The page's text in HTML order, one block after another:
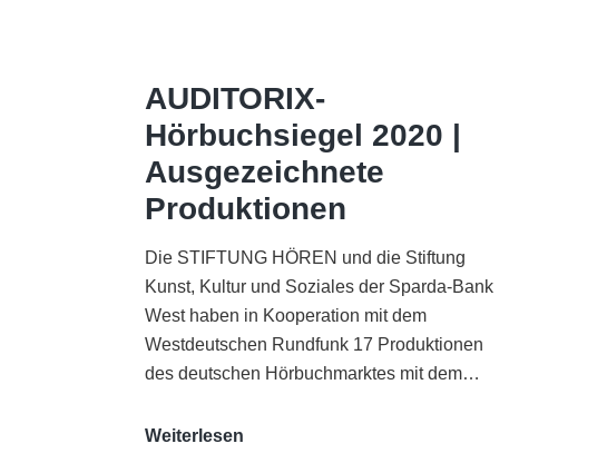
Funkhaus
Köln
AUDITORIX-
Hörbuchsiegel 2020 |
Ausgezeichnete
Produktionen
Die STIFTUNG HÖREN und die Stiftung
Kunst, Kultur und Soziales der Sparda-Bank
West haben in Kooperation mit dem
Westdeutschen Rundfunk 17 Produktionen
des deutschen Hörbuchmarktes mit dem…
Weiterlesen